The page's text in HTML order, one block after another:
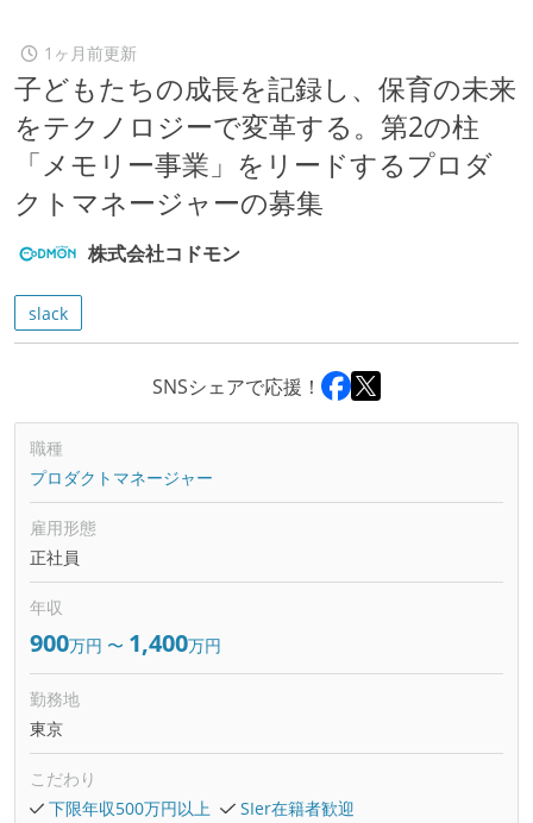
1ヶ月前更新
子どもたちの成長を記録し、保育の未来
をテクノロジーで変革する。第2の柱
「メモリー事業」をリードするプロダ
クトマネージャーの募集
株式会社コドモン
slack
SNSシェアで応援！
職種
プロダクトマネージャー
雇用形態
正社員
年収
900万円 〜 1,400万円
勤務地
東京
こだわり
下限年収500万円以上
SIer在籍者歓迎